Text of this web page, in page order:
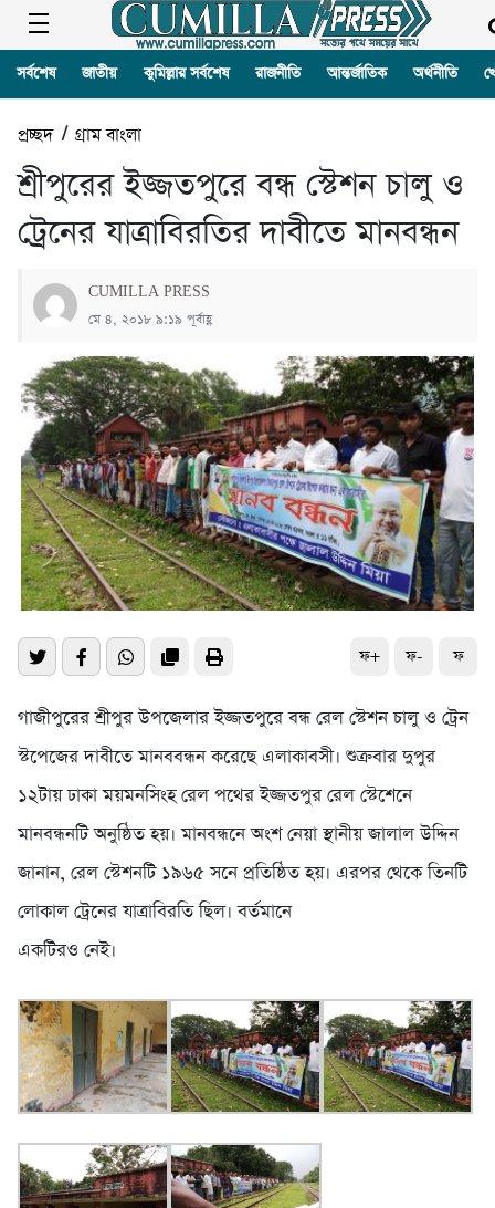
সর্বশেষ জাতীয় কুমিল্লার সর্বশেষ রাজনীতি আন্তর্জাতিক অর্থনীতি
প্রচ্ছদ/ গ্রাম বাংলা
শ্রীপুরের ইজ্জতপুরে বন্ধ স্টেশন চালু ও
ট্রেনের যাত্রাবিরতির দাবীতে মানবন্ধন
CUMILLA PRESS
মে ৪, ২০১৮ ৯:১৯ পূর্বাহ্ণ
ফ+ ফ- ফ
গাজীপুরের শ্রীপুর উপজেলার ইজ্জতপুরে বন্ধ রেল স্টেশন চালু ও ট্রেন
স্টপেজের দাবীতে মানববন্ধন করেছে এলাকাবসী। শুক্রবার দুপুর
১২টায় ঢাকা ময়মনসিংহ রেল পথের ইজ্জতপুর রেল স্টেশেনে
মানবন্ধনটি অনুষ্ঠিত হয়। মানবন্ধনে অংশ নেয়া স্থানীয় জালাল উদ্দিন
জানান, রেল স্টেশনটি ১৯৬৫ সনে প্রতিষ্ঠিত হয়। এরপর থেকে তিনটি
লোকাল ট্রেনের যাত্রাবিরতি ছিল। বর্তমানে
একটিরও নেই।